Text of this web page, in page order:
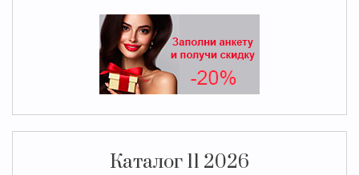
Каталог 11 2026